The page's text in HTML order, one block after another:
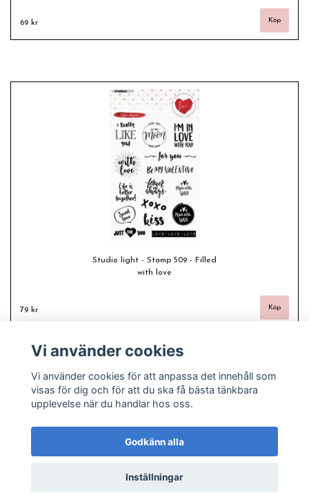
69 kr
Studio light - Stamp 509 - Filled
with love
79 kr
© Copyright 2026 Freas fashion - Plussize, pyssel och pärlor
Vi använder cookies
Vi använder cookies för att anpassa det innehåll som
visas för dig och för att du ska få bästa tänkbara
upplevelse när du handlar hos oss.
Godkänn alla
Inställningar